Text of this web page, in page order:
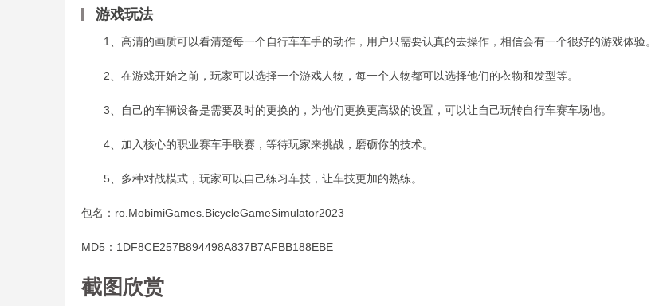
游戏玩法
1、高清的画质可以看清楚每一个自行车车手的动作，用户只需要认真的去操作，相信会有一个很好的游戏体验。
2、在游戏开始之前，玩家可以选择一个游戏人物，每一个人物都可以选择他们的衣物和发型等。
3、自己的车辆设备是需要及时的更换的，为他们更换更高级的设置，可以让自己玩转自行车赛车场地。
4、加入核心的职业赛车手联赛，等待玩家来挑战，磨砺你的技术。
5、多种对战模式，玩家可以自己练习车技，让车技更加的熟练。
包名：ro.MobimiGames.BicycleGameSimulator2023
MD5：1DF8CE257B894498A837B7AFBB188EBE
截图欣赏